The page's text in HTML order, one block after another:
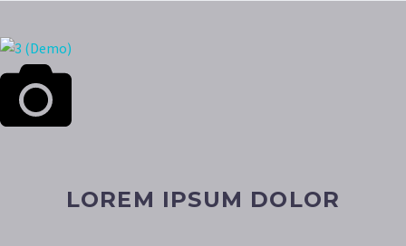
LOREM IPSUM DOLOR